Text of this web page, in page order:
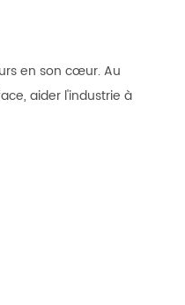
en son cœur. Au
aider l'industrie à